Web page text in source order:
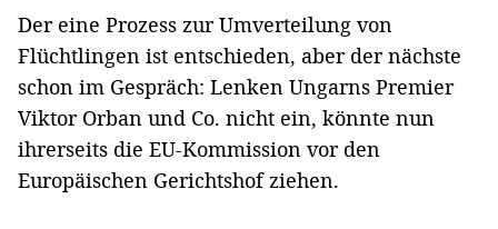
Der eine Prozess zur Umverteilung von
Flüchtlingen ist entschieden, aber der nächste
schon im Gespräch: Lenken Ungarns Premier
Viktor Orban und Co. nicht ein, könnte nun
ihrerseits die EU-Kommission vor den
Europäischen Gerichtshof ziehen.